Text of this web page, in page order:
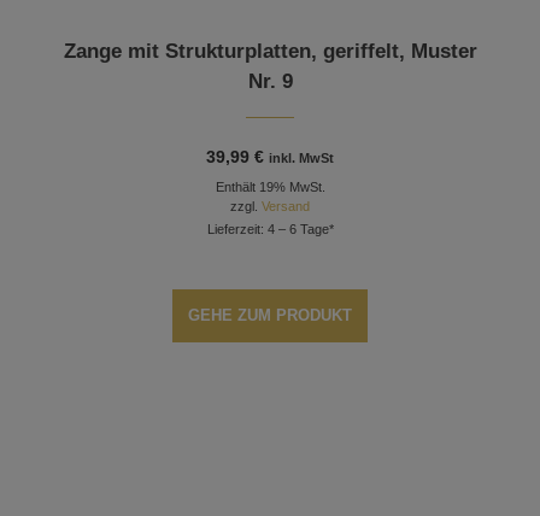
Zange mit Strukturplatten, geriffelt, Muster
Nr. 9
39,99€ inkl. MwSt
Enthält 19% MwSt.
zzgl.Versand
Lieferzeit: 4 – 6 Tage*
GEHE ZUM PRODUKT